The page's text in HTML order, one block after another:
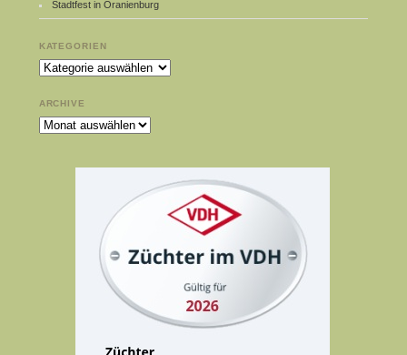
Stadtfest in Oranienburg
KATEGORIEN
Kategorien
ARCHIVE
Archive